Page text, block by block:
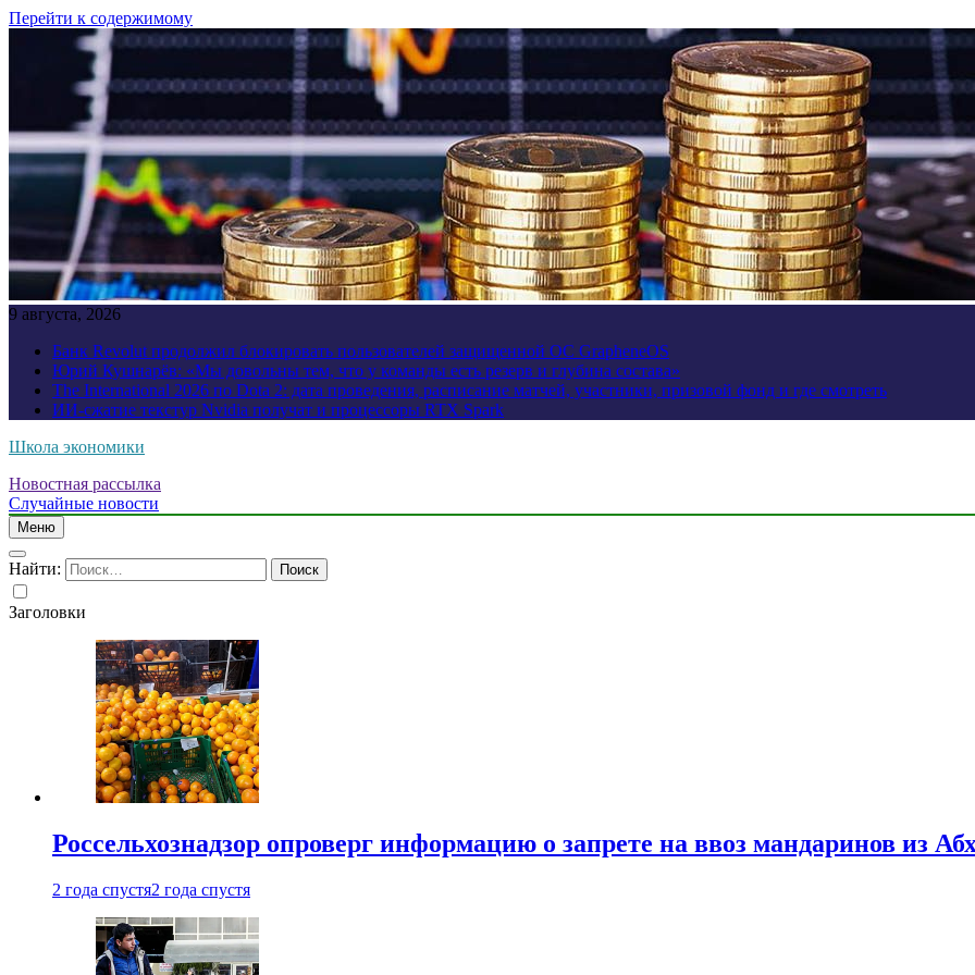
Перейти к содержимому
9 августа, 2026
Банк Revolut продолжил блокировать пользователей защищенной ОС GrapheneOS
Юрий Кушнарёв: «Мы довольны тем, что у команды есть резерв и глубина состава»
The International 2026 по Dota 2: дата проведения, расписание матчей, участники, призовой фонд и где смотреть
ИИ-сжатие текстур Nvidia получат и процессоры RTX Spark
Школа экономики
Новостная рассылка
Случайные новости
Меню
Найти:
Заголовки
Россельхознадзор опроверг информацию о запрете на ввоз мандаринов из
2 года спустя2 года спустя